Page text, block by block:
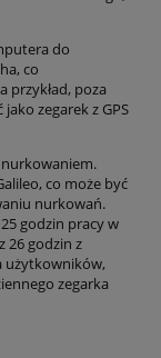
do
co
przykład, poza
zegarek z GPS
nurkowaniem.
co może być
nurkowań.
godzin pracy w
26 godzin z
użytkowników,
zegarka